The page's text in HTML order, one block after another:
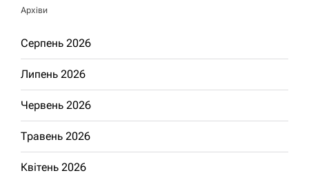
Архіви
Серпень 2026
Липень 2026
Червень 2026
Травень 2026
Квітень 2026